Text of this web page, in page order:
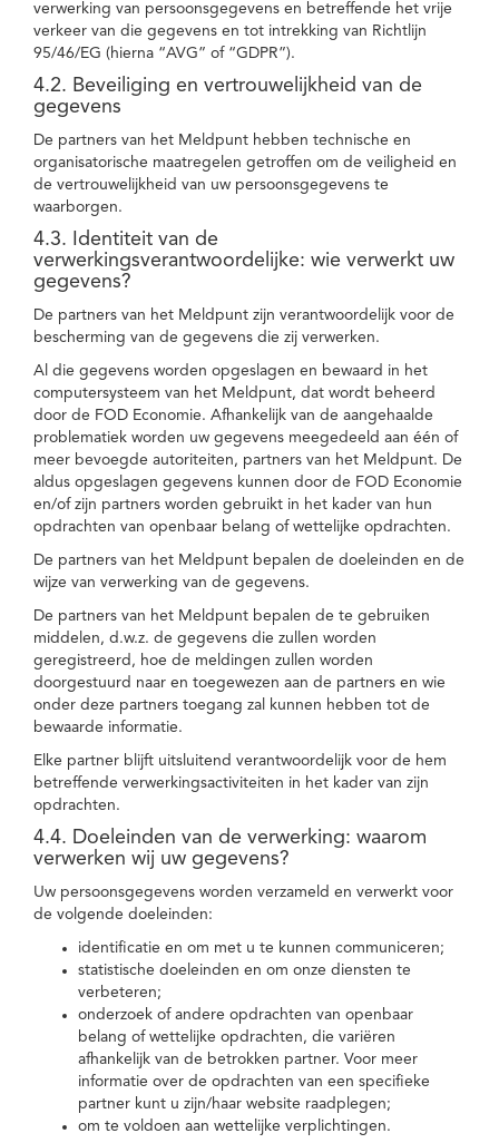
verwerking van persoonsgegevens en betreffende het vrije
verkeer van die gegevens en tot intrekking van Richtlijn
95/46/EG (hierna “AVG” of “GDPR”).
4.2. Beveiliging en vertrouwelijkheid van de
gegevens
De partners van het Meldpunt hebben technische en
organisatorische maatregelen getroffen om de veiligheid en
de vertrouwelijkheid van uw persoonsgegevens te
waarborgen.
4.3. Identiteit van de
verwerkingsverantwoordelijke: wie verwerkt uw
gegevens?
De partners van het Meldpunt zijn verantwoordelijk voor de
bescherming van de gegevens die zij verwerken.
Al die gegevens worden opgeslagen en bewaard in het
computersysteem van het Meldpunt, dat wordt beheerd
door de FOD Economie. Afhankelijk van de aangehaalde
problematiek worden uw gegevens meegedeeld aan één of
meer bevoegde autoriteiten, partners van het Meldpunt. De
aldus opgeslagen gegevens kunnen door de FOD Economie
en/of zijn partners worden gebruikt in het kader van hun
opdrachten van openbaar belang of wettelijke opdrachten.
De partners van het Meldpunt bepalen de doeleinden en de
wijze van verwerking van de gegevens.
De partners van het Meldpunt bepalen de te gebruiken
middelen, d.w.z. de gegevens die zullen worden
geregistreerd, hoe de meldingen zullen worden
doorgestuurd naar en toegewezen aan de partners en wie
onder deze partners toegang zal kunnen hebben tot de
bewaarde informatie.
Elke partner blijft uitsluitend verantwoordelijk voor de hem
betreffende verwerkingsactiviteiten in het kader van zijn
opdrachten.
4.4. Doeleinden van de verwerking: waarom
verwerken wij uw gegevens?
Uw persoonsgegevens worden verzameld en verwerkt voor
de volgende doeleinden:
identificatie en om met u te kunnen communiceren;
statistische doeleinden en om onze diensten te
verbeteren;
onderzoek of andere opdrachten van openbaar
belang of wettelijke opdrachten, die variëren
afhankelijk van de betrokken partner. Voor meer
informatie over de opdrachten van een specifieke
partner kunt u zijn/haar website raadplegen;
om te voldoen aan wettelijke verplichtingen.